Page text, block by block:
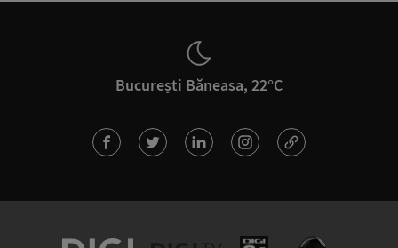
București Băneasa, 22°C